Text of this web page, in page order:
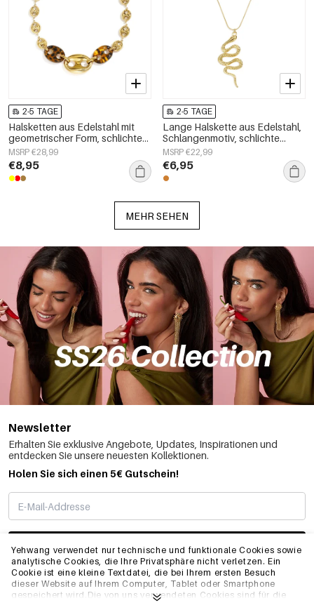
Yehwang verwendet nur technische und funktionale Cookies sowie
analytische Cookies, die Ihre Privatsphäre nicht verletzen. Ein
Cookie ist eine kleine Textdatei, die bei Ihrem ersten Besuch
dieser Website auf Ihrem Computer, Tablet oder Smartphone
gespeichert wird.Die von uns verwendeten Cookies sind für die
2-5 TAGE
Halsketten aus Edelstahl mit
geometrischer Form, schlichte
Alltags-Serie, Damenschmuck
MSRP €28,99
€8,95
2-5 TAGE
Lange Halskette aus Edelstahl,
Schlangenmotiv, schlichte
Alltags-Serie, Damenschmuck
MSRP €22,99
€6,95
MEHR SEHEN
Newsletter
Erhalten Sie exklusive Angebote, Updates, Inspirationen und
entdecken Sie unsere neuesten Kollektionen.
Holen Sie sich einen 5€ Gutschein!
ABONNIEREN
INFO